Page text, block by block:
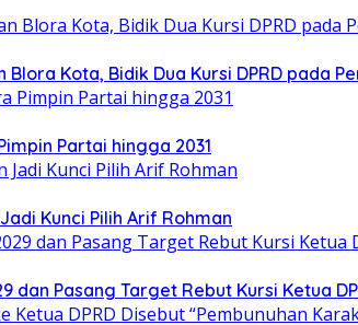
Kota, Bidik Dua Kursi DPRD pada
Partai hingga 2031
Kunci Pilih Arif Rohman
dan Pasang Target Rebut Kursi Ketua